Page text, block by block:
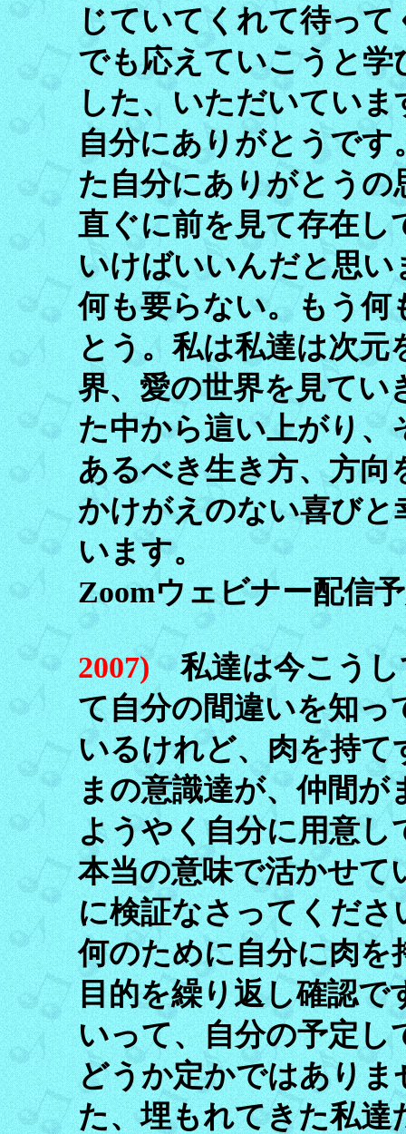
じていてくれて待っ
でも応えていこうと学
した、いただいていま
自分にありがとうで
た自分にありがとうの
直ぐに前を見て存在し
いけばいいんだと思い
何も要らない。もう何
とう。私は私達は次元
界、愛の世界を見てい
た中から這い上がり、
あるべき生き方、方向
かけがえのない喜び
います。
Zoomウェビナー配信
2007)私達は今こう
て自分の間違いを知っ
いるけれど、肉を持て
まの意識達が、仲間が
ようやく自分に用意し
本当の意味で活かせて
に検証なさってくださ
何のために自分に肉を
目的を繰り返し確認で
いって、自分の予定
どうか定かではあり
た、埋もれてきた私